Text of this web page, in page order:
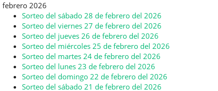
febrero 2026
Sorteo del sábado 28 de febrero del 2026
Sorteo del viernes 27 de febrero del 2026
Sorteo del jueves 26 de febrero del 2026
Sorteo del miércoles 25 de febrero del 2026
Sorteo del martes 24 de febrero del 2026
Sorteo del lunes 23 de febrero del 2026
Sorteo del domingo 22 de febrero del 2026
Sorteo del sábado 21 de febrero del 2026